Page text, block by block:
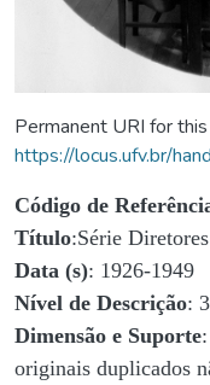
Permanent URI for
https://locus.ufv.br/
Código de
Título:Série Diretores
Data (s): 1926-1949
Nível de Descrição:
Dimensão e Suporte
originais duplicados